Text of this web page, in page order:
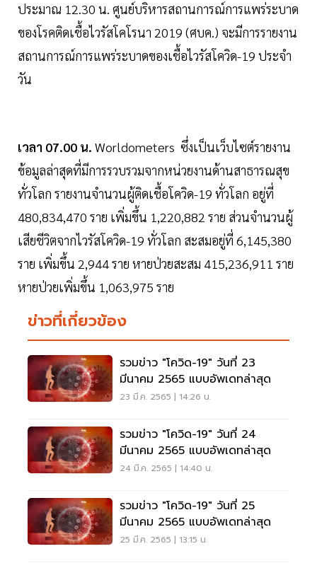
ประมาณ 12.30 น. ศูนย์บริหารสถานการณ์การแพร่ระบาด
ของโรคติดเชื้อไวรัสโคโรนา 2019 (ศบค.) จะมีการรายงาน
สถานการณ์การแพร่ระบาดของเชื้อไวรัสโควิด-19 ประจำ
วัน
เวลา 07.00 น. Worldometers ซึ่งเป็นเว็บไซต์รายงาน
ข้อมูลล่าสุดที่มีการรวบรวมจากหน่วยงานด้านสาธารณสุข
ทั่วโลก รายงานจำนวนผู้ติดเชื้อโควิด-19 ทั่วโลก อยู่ที่
480,834,470 ราย เพิ่มขึ้น 1,220,882 ราย ส่วนจำนวนผู้
เสียชีวิตจากไวรัสโควิด-19 ทั่วโลก สะสมอยู่ที่ 6,145,380
ราย เพิ่มขึ้น 2,944 ราย หายป่วยสะสม 415,236,911 ราย
หายป่วยเพิ่มขึ้น 1,063,975 ราย
ข่าวที่เกี่ยวข้อง
รวมข่าว "โควิด-19" วันที่ 23
มีนาคม 2565 แบบอัพเดทล่าสุด
23 มี.ค. 2565 | 14:26 น.
รวมข่าว "โควิด-19" วันที่ 24
มีนาคม 2565 แบบอัพเดทล่าสุด
24 มี.ค. 2565 | 14:40 น.
รวมข่าว "โควิด-19" วันที่ 25
มีนาคม 2565 แบบอัพเดทล่าสุด
25 มี.ค. 2565 | 13:15 น.